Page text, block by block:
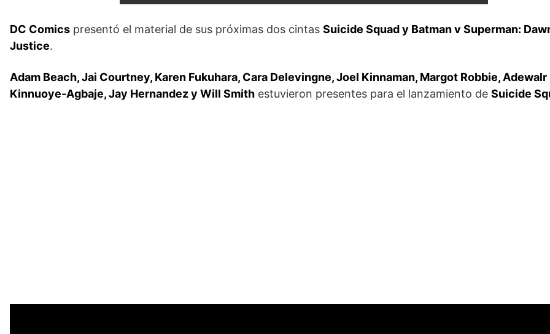
DC Comics presentó el material de sus próximas dos cintas Suicide Squad y Batman v Superman:
Justice.
Adam Beach, Jai Courtney, Karen Fukuhara, Cara Delevingne, Joel Kinnaman, Margot Robbie, Adewalr
Kinnuoye-Agbaje, Jay Hernandez y Will Smith estuvieron presentes para el lanzamiento de Suicide